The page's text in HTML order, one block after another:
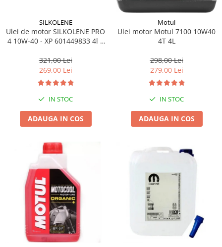
SILKOLENE
Ulei de motor SILKOLENE PRO
4 10W-40 - XP 601449833 4l +
321,00 Lei
269,00 Lei
IN STOC
ADAUGA IN COS
Motul
Ulei motor Motul 7100 10W40
4T 4L
298,00 Lei
279,00 Lei
IN STOC
ADAUGA IN COS